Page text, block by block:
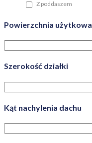
Z poddaszem
Powierzchnia użytkowa
Szerokość działki
Kąt nachylenia dachu